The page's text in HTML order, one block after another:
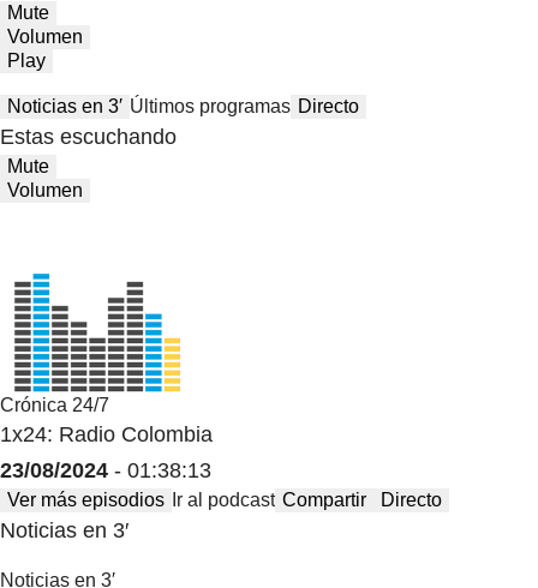
Mute
Volumen
Play
Noticias en 3′ Últimos programas Directo
Estas escuchando
Mute
Volumen
Crónica 24/7
1x24: Radio Colombia
23/08/2024 - 01:38:13
Ver más episodios Ir al podcast Compartir Directo
Noticias en 3′
Noticias en 3′